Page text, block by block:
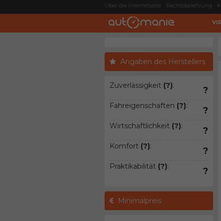
Über die Internetseite Rechtsbelehrung
Angaben des Herstellers
Zuverlässigkeit (?): ?
Fahreigenschaften (?): ?
Wirtschaftlichkeit (?): ?
Komfort (?): ?
Praktikabilität (?): ?
Minimalpreis